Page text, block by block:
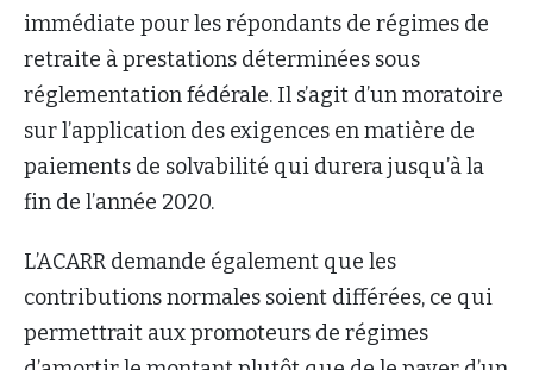
immédiate pour les répondants de régimes de
retraite à prestations déterminées sous
réglementation fédérale. Il s’agit d’un moratoire
sur l’application des exigences en matière de
paiements de solvabilité qui durera jusqu’à la
fin de l’année 2020.
L’ACARR demande également que les
contributions normales soient différées, ce qui
permettrait aux promoteurs de régimes